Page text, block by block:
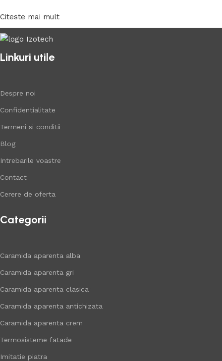
Citeste mai mult
Linkuri utile
Despre noi
Confidentialitate
Termeni si conditii
Blog
Intrebarile voastre
Contact
Cerere de oferta
Categorii
Caramida aparenta alba
Caramida aparenta gri
Caramida aparenta clasica
Caramida aparenta antichizata
Caramida aparenta crem
Termosisteme fatade
Imitatie piatra